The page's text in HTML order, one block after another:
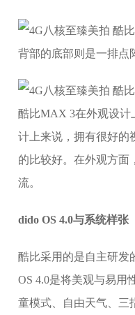
背部的底部则是一排点
酷比MAX 3在外观设计
计上来说，拥有很好的
的比较好。在外观方面
流。
dido OS 4.0与系统样张
酷比采用的是自主研发
OS 4.0是将美观与易用
童模式、自由天气、三